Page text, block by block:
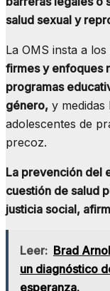
salud sexual y
La OMS insta a
firmes y enfoques
programas
género, y medidas
adolescentes de
precoz.
La prevención del
cuestión de salud
justicia social,
Leer: Brad
un diagnóstico
esperanza.